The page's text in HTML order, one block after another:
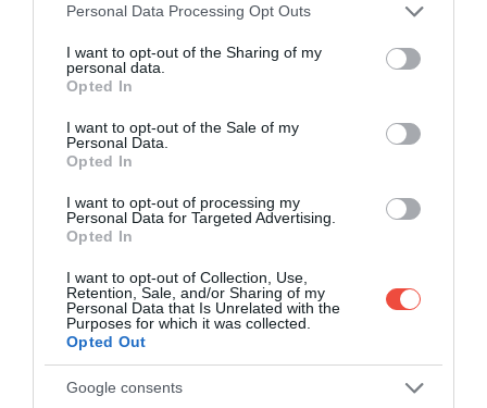
Please note that this website/app uses one or more Google
not limited to your visit or usage behaviour. You may click to
grant or deny consent to Google and its third-party tags to
use your data for below specified purposes in below Google
consent section.
Personal Data Processing Opt Outs
I want to opt-out of the Sharing of my
personal data.
Opted In
I want to opt-out of the Sale of my
Personal Data.
Opted In
I want to opt-out of processing my
Personal Data for Targeted Advertising.
Opted In
I want to opt-out of Collection, Use,
Retention, Sale, and/or Sharing of my
Personal Data that Is Unrelated with the
Purposes for which it was collected.
Opted Out
Google consents
C.Stadler/Bwag
Tatzmannsdorfban találhatót. Az egészségre
jótékony forrást már az ókorban is ismertek,
népszerűsége pedig azóta is töretlen. A különleges
ásványi összetételű víz elsősorban az izomzat, a
csontozat, az ízületi fájdalmak és a gerincproblémák